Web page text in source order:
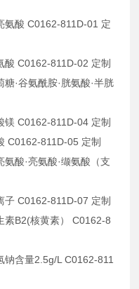
氨酸 C0162-811D-01 定
酸 C0162-811D-02 定制
·谷氨酰胺·胱氨酸·半胱
镁 C0162-811D-04 定制
C0162-811D-05 定制
酸·亮氨酸·缬氨酸（支
子 C0162-811D-07 定制
素B2(核黄素） C0162-8
含量2.5g/L C0162-811